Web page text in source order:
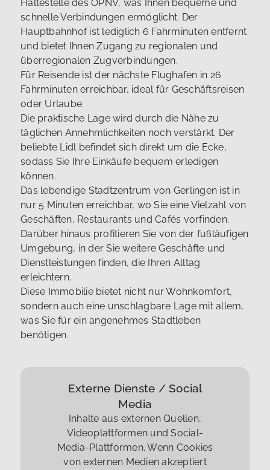
Haltestelle des ÖPNV, was Ihnen bequeme und
schnelle Verbindungen ermöglicht. Der
Hauptbahnhof ist lediglich 6 Fahrminuten entfernt
und bietet Ihnen Zugang zu regionalen und
überregionalen Zugverbindungen.
Für Reisende ist der nächste Flughafen in 26
Fahrminuten erreichbar, ideal für Geschäftsreisen
oder Urlaube.
Die praktische Lage wird durch die Nähe zu
täglichen Annehmlichkeiten noch verstärkt. Der
beliebte Lidl befindet sich direkt um die Ecke,
sodass Sie Ihre Einkäufe bequem erledigen
können.
Das lebendige Stadtzentrum von Gerlingen ist in
nur 5 Minuten erreichbar, wo Sie eine Vielzahl von
Geschäften, Restaurants und Cafés vorfinden.
Darüber hinaus profitieren Sie von der fußläufigen
Umgebung, in der Sie weitere Geschäfte und
Dienstleistungen finden, die Ihren Alltag
erleichtern.
Diese Immobilie bietet nicht nur Wohnkomfort,
sondern auch eine unschlagbare Lage mit allem,
was Sie für ein angenehmes Stadtleben
benötigen.
Externe Dienste / Social
Media
Inhalte aus externen Quellen,
Videoplattformen und Social-
Media-Plattformen. Wenn Cookies
von externen Medien akzeptiert